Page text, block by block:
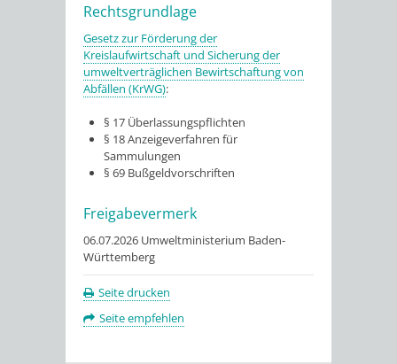
Rechtsgrundlage
Gesetz zur Förderung der
Kreislaufwirtschaft und Sicherung der
umweltverträglichen Bewirtschaftung von
Abfällen (KrWG):
§ 17 Überlassungspflichten
§ 18 Anzeigeverfahren für
Sammulungen
§ 69 Bußgeldvorschriften
Freigabevermerk
06.07.2026 Umweltministerium Baden-
Württemberg
Seite drucken
Seite empfehlen